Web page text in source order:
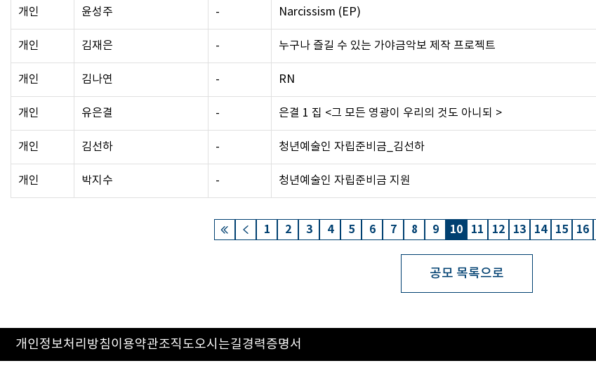
개인 윤성주 - Narcissism (EP)
개인 김재은 - 누구나 즐길 수 있는 가야금악보 제작 프로젝트
개인 김나연 - RN
개인 유은결 - 은결 1 집 <그 모든 영광이 우리의 것도 아니되 >
개인 김선하 - 청년예술인 자립준비금_김선하
개인 박지수 - 청년예술인 자립준비금 지원
1 2 3 4 5 6 7 8 9 10 11 12 13 14 15 16
공모 목록으로
개인정보처리방침이용약관조직도오시는길경력증명서